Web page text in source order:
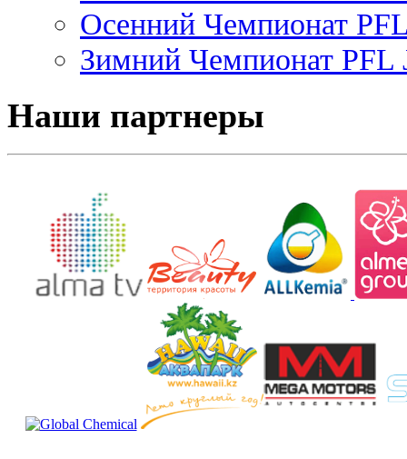
Осенний Чемпионат
Зимний Чемпионат PFL
Наши партнеры